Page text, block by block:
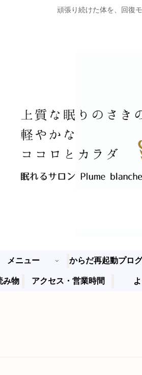
頑張り続けた体を、回復モ
メニュー
み物 アクセス・営業時間